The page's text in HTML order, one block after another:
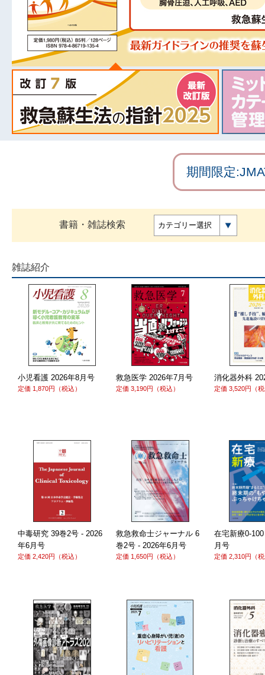
期間限定
書籍・雑誌検索 カテゴリー選択
雑誌紹介
小児看護 2026年8月号
定価 1,870円（税込）
救急医学 2026年7月号
定価 3,190円（税込）
消化器外科
定価 3,520円（
中毒研究 39巻2号 - 2026
年6月号
定価 2,420円（税込）
救急救命士ジャーナル 6
巻2号 - 2026年6月号
定価 1,650円（税込）
在宅新療0-
月号
定価 2,310円（